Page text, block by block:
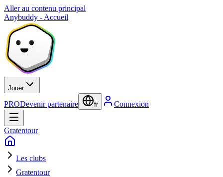
Aller au contenu principal
Anybuddy - Accueil
Jouer
PRODevenir partenaire fr Connexion
Gratentour
Les clubs
Gratentour